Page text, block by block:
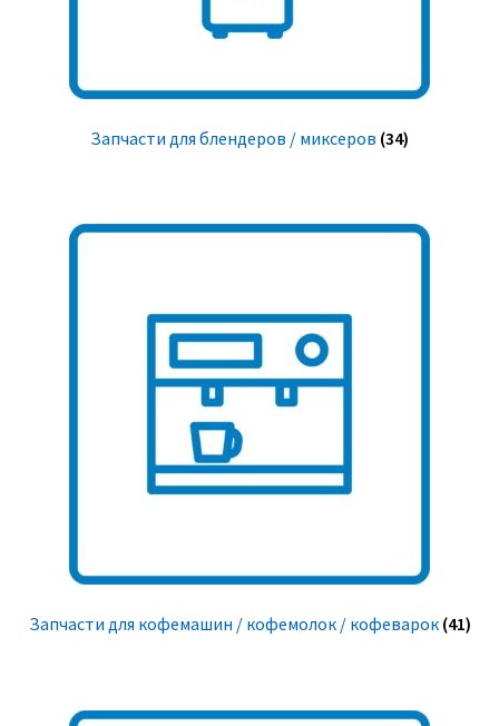
Запчасти для блендеров / миксеров (34)
Запчасти для кофемашин / кофемолок / кофеварок (41)